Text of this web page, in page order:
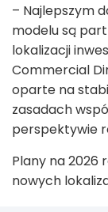
– Najlepszym
modelu są
lokalizacji
Commercial
oparte na
zasadach
perspektywie
Plany na 2026
nowych